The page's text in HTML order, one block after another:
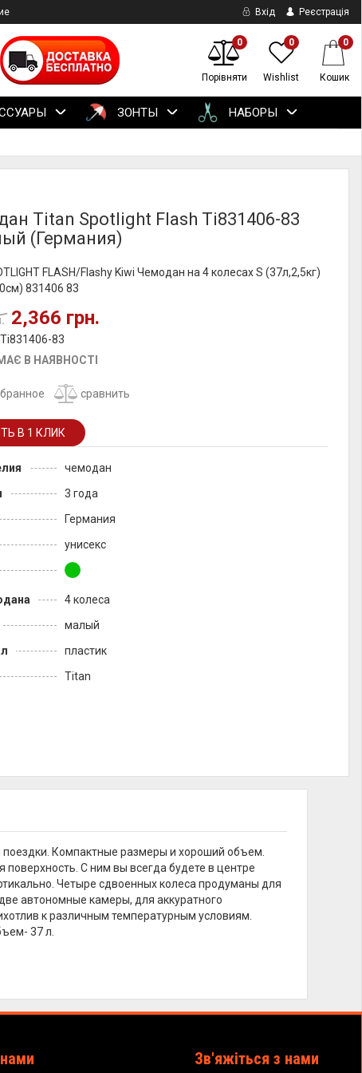
Вхід Реєстрація
0
Порівняти
0
Wishlist
0
Кошик
ЗОНТЫ НАБОРЫ
Titan Spotlight Flash Ti831406-83
(Германия)
FLASH/Flashy Kiwi Чемодан на 4 колесах S (37л,2,5кг)
831406 83
2,366 грн.
83
В НАЯВНОСТІ
сравнить
чемодан
3 года
Германия
унисекс
4 колеса
малый
пластик
Titan
Компактные размеры и хороший объем.
С ним вы всегда будете в центре
Четыре сдвоенных колеса продуманы для
автономные камеры, для аккуратного
к различным температурным условиям.
37 л.
Зв'яжіться з нами